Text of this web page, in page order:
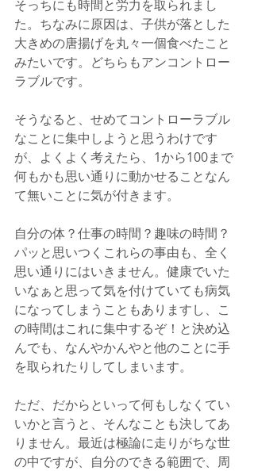
そっちにも時間と労力を取られまし
た。ちなみに原因は、子供が落とした
大きめの唐揚げを丸々一個食べたこと
みたいです。どちらもアンコントロー
ラブルです。
そうなると、せめてコントローラブル
なことに集中しようと思うわけです
が、よくよく考えたら、1から100まで
何もかも思い通りに動かせることなん
て無いことに気が付きます。
自分の体？仕事の時間？趣味の時間？
パッと思いつくこれらの事由も、全く
思い通りにはいきません。健康でいた
いなぁと思って気を付けていても病気
になってしまうこともありますし、こ
の時間はこれに集中するぞ！と決め込
んでも、なんやかんやと他のことに手
を取られたりしてしまいます。
ただ、だからといって何もしなくてい
いかと言うと、そんなことも決してあ
りません。最近は極論に走りがちな世
の中ですが、自分のできる範囲で、周